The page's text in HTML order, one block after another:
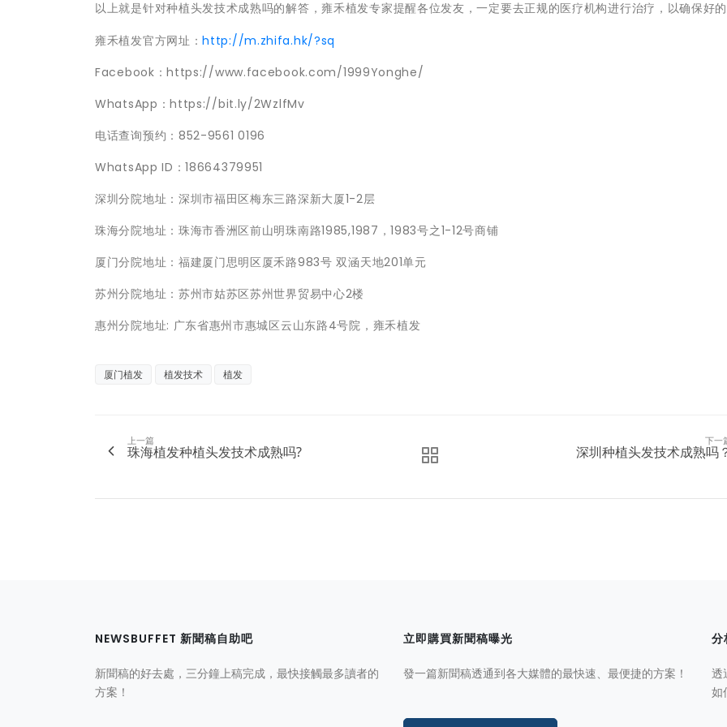
以上就是针对种植头发技术成熟吗的解答，雍禾植发专家提醒各位发友，一定要去正规的医疗机构进行治疗，以确保好
雍禾植发官方网址：http://m.zhifa.hk/?sq
Facebook：https://www.facebook.com/1999Yonghe/
WhatsApp：https://bit.ly/2WzlfMv
电话查询预约：852-9561 0196
WhatsApp ID：18664379951
深圳分院地址：深圳市福田区梅东三路深新大厦1-2层
珠海分院地址：珠海市香洲区前山明珠南路1985,1987，1983号之1-12号商铺
厦门分院地址：福建厦门思明区厦禾路983号 双涵天地201单元
苏州分院地址：苏州市姑苏区苏州世界贸易中心2楼
惠州分院地址: 广东省惠州市惠城区云山东路4号院，雍禾植发
厦门植发 植发技术 植发
上一篇
珠海植发种植头发技术成熟吗?
下一
深圳种植头发技术成熟吗
NEWSBUFFET 新聞稿自助吧
新聞稿的好去處，三分鐘上稿完成，最快接觸最多讀者的
方案！
立即購買新聞稿曝光
發一篇新聞稿透通到各大媒體的最快速、最便捷的方案！
分
透
如